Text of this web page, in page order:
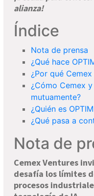
alianza!
Índice
Nota de prensa
¿Qué hace
¿Por qué
¿Cómo Cemex
mutuamente?
¿Quién es
¿Qué pasa a
Nota de
Cemex Ventures
desafía los límites
procesos